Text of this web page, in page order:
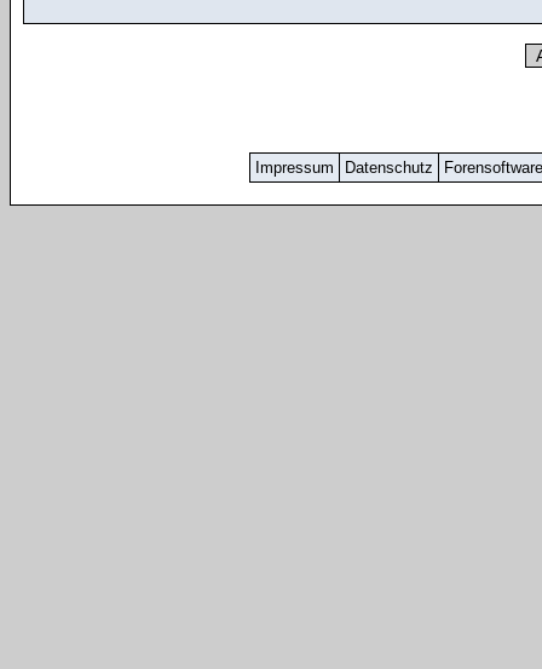
Impressum Datenschutz